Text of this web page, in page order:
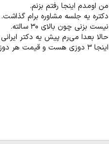
ز
ا
:
من اومدم اینجا رفتم بزنم.
دکتره یه جلسه مشاوره برام
نیست بزنی چون بالای ۳۰ سالته.
حالا بعدا می‌رم پیش یه دکتر
اینجا ۳ دوزی هست و قیمت هر دوز ۱۰۰ یورو میشه